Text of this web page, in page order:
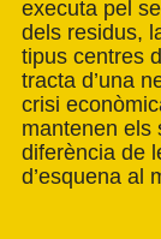
executa pel
dels residus,
tipus centres
tracta d’una
crisi
mantenen els
diferència de
d’esquena al